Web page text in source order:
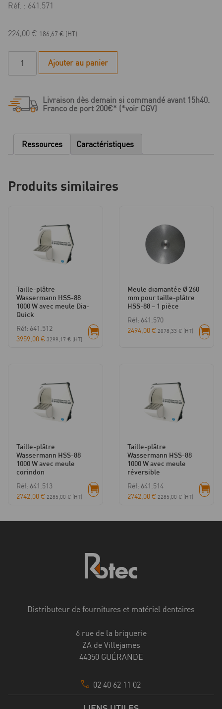
Réf. : 641.571
224,00 € 186,67 € (HT)
Ø
pour
taille-
88/AZ/ZA
Ajouter au panier
Livraison dès demain si commandé avant 15h40.
Franco de port 200€* (*voir CGV)
Ressources Caractéristiques
Produits similaires
Taille-plâtre
Wassermann HSS-88
1000 W avec meule Dia-
Quick
Réf: 641.512
3959,00€ 3299,17 € (HT)
Meule diamantée Ø 260
mm pour taille-plâtre
HSS-88 – 1 pièce
Réf: 641.570
2494,00€ 2078,33 € (HT)
Taille-plâtre
Wassermann HSS-88
1000 W avec meule
corindon
Réf: 641.513
2742,00€ 2285,00 € (HT)
Taille-plâtre
Wassermann HSS-88
1000 W avec meule
réversible
Réf: 641.514
2742,00€ 2285,00 € (HT)
Distributeur de fournitures et matériel dentaires
6 rue de la briquerie
ZA de Villejames
44350 GUÉRANDE
02 40 62 11 02